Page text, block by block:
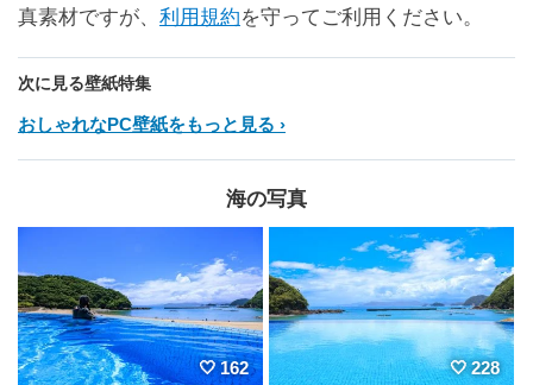
真素材ですが、 利用規約を守ってご利用ください。
次に見る壁紙特集
おしゃれなPC壁紙をもっと見る
海の写真
162 228